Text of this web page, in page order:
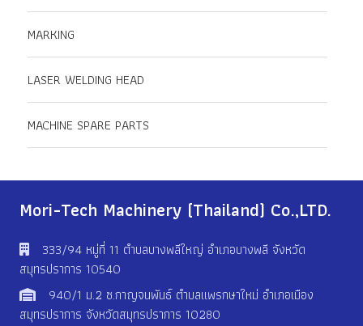
MARKING
LASER WELDING HEAD
MACHINE SPARE PARTS
Mori-Tech Machinery (Thailand) Co.,LTD.
333/94 หมู่ที่ 11 ตําบลบางพลีใหญ่ อําเภอบางพลี จังหวัด
สมุทรปราการ 10540
940/1 ม.2 ซ.กาญจนพันธ์ ตำบลแพรกษาใหม่ อำเภอเมือง
สมุทรปราการ จังหวัดสมุทรปราการ 10280